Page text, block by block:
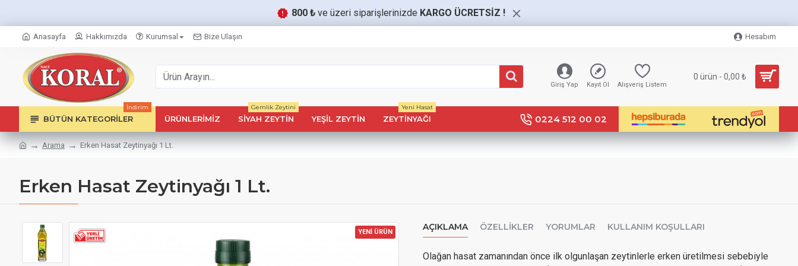
800 ₺ve üzeri siparişlerinizde KARGO ÜCRETSİZ !
Anasayfa Hakkımızda Kurumsal Bize Ulaşın Hesabım
Giriş Yap Kayıt Ol Alışveriş Listem
0 ürün - 0,00 ₺
BÜTÜN KATEGORILER
İndirim
ÜRÜNLERIMIZ SIYAH ZEYTIN
Gemlik Zeytini
YEŞIL ZEYTIN ZEYTINYAĞI
Yeni Hasat
0224 512 00 02
Arama Erken Hasat Zeytinyağı 1 Lt.
Erken Hasat Zeytinyağı 1 Lt.
YENİ ÜRÜN AÇIKLAMA ÖZELLIKLER YORUMLAR KULLANIM KOŞULLARI
Olağan hasat zamanından önce ilk olgunlaşan zeytinlerle erken üretilmesi sebebiyle